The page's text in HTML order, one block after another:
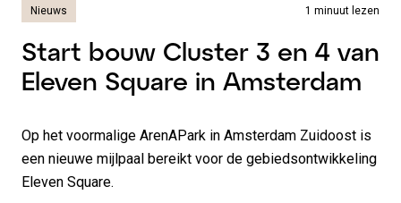
Nieuws 1 minuut lezen
Start bouw Cluster 3 en 4 van
Eleven Square in Amsterdam
Op het voormalige ArenAPark in Amsterdam Zuidoost is
een nieuwe mijlpaal bereikt voor de gebiedsontwikkeling
Eleven Square.